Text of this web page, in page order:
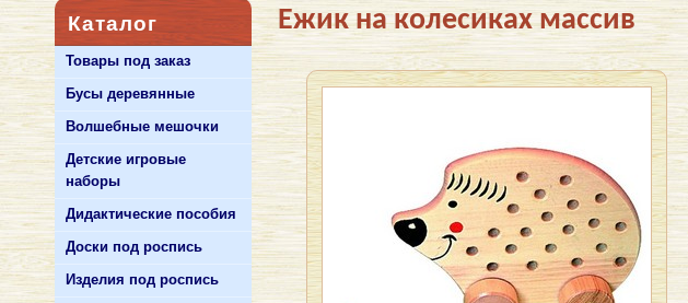
Каталог
Товары под заказ
Бусы деревянные
Волшебные мешочки
Детские игровые
наборы
Дидактические пособия
Доски под роспись
Изделия под роспись
Ежик на колесиках массив